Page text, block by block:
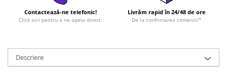
Contactează-ne telefonic!
Click aici pentru a ne apela direct.
Livrăm rapid în 24/48 de ore
De la confirmarea comenzii*
Descriere